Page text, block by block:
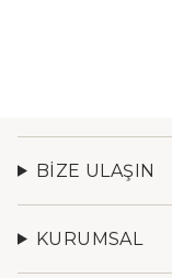
BIZE ULAŞIN
KURUMSAL